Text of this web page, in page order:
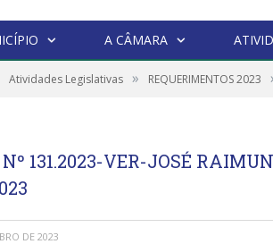
A CÂMARA
Atividades Legislativas » REQUERIMENTOS 2023
131.2023-VER-JOSÉ
DE 2023